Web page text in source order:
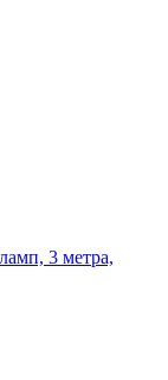
3 метра,